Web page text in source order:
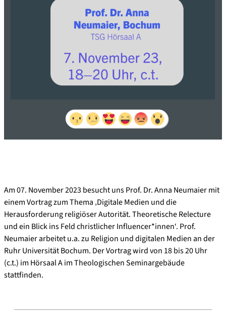
Am 07. November 2023 besucht uns Prof. Dr. Anna Neumaier mit
einem Vortrag zum Thema ‚Digitale Medien und die
Herausforderung religiöser Autorität. Theoretische Relecture
und ein Blick ins Feld christlicher Influencer*innen‘. Prof.
Neumaier arbeitet u.a. zu Religion und digitalen Medien an der
Ruhr Universität Bochum. Der Vortrag wird von 18 bis 20 Uhr
(c.t.) im Hörsaal A im Theologischen Seminargebäude
stattfinden.